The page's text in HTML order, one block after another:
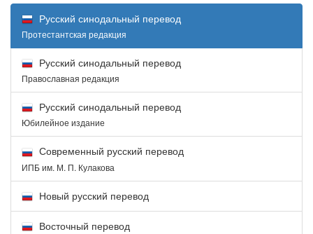
Русский синодальный перевод
Протестантская редакция
Русский синодальный перевод
Православная редакция
Русский синодальный перевод
Юбилейное издание
Современный русский перевод
ИПБ им. М. П. Кулакова
Новый русский перевод
Восточный перевод